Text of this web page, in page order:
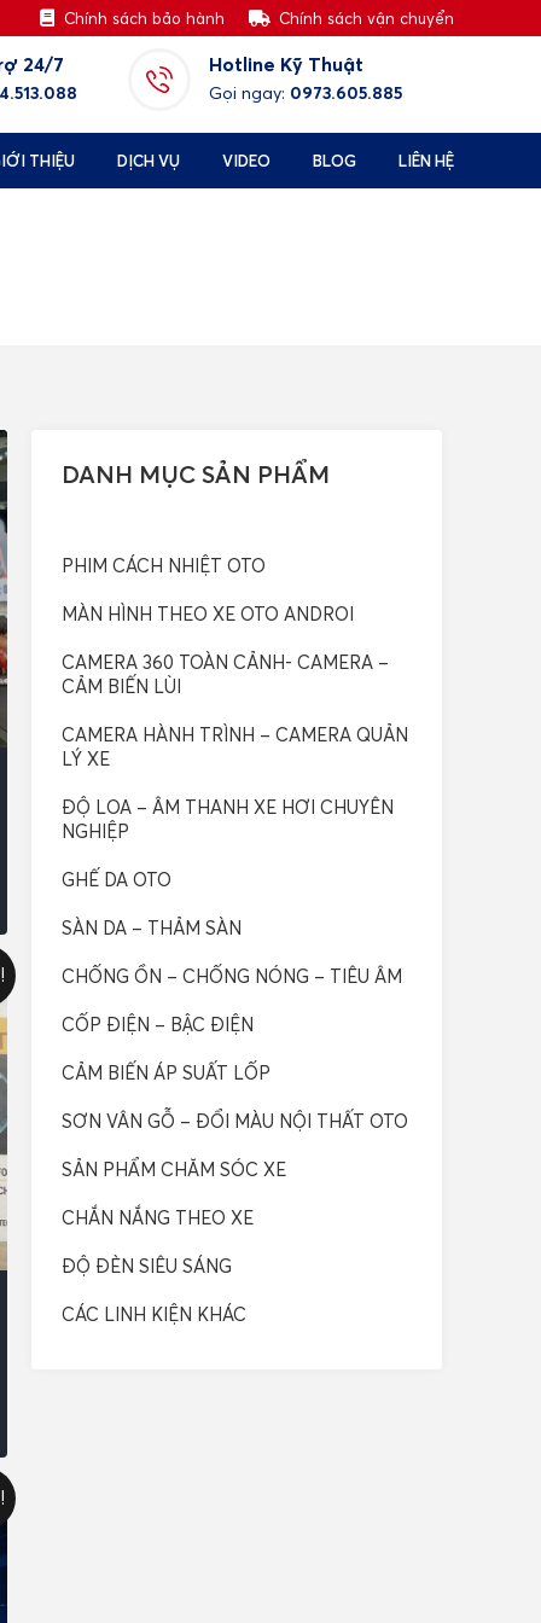
Chính sách bảo hành Chính sách vận chuyển
24/7 Hotline Kỹ Thuật
Gọi ngay: 0973.605.885
THIỆU DỊCH VỤ VIDEO BLOG LIÊN HỆ
DANH MỤC SẢN PHẨM
PHIM CÁCH NHIỆT OTO
MÀN HÌNH THEO XE OTO ANDROI
CAMERA 360 TOÀN CẢNH- CAMERA –
CẢM BIẾN LÙI
CAMERA HÀNH TRÌNH – CAMERA QUẢN
LÝ XE
ĐỘ LOA – ÂM THANH XE HƠI CHUYÊN
NGHIỆP
GHẾ DA OTO
SÀN DA – THẢM SÀN
CHỐNG ỒN – CHỐNG NÓNG – TIÊU ÂM
CỐP ĐIỆN – BẬC ĐIỆN
CẢM BIẾN ÁP SUẤT LỐP
SƠN VÂN GỖ – ĐỔI MÀU NỘI THẤT OTO
SẢN PHẨM CHĂM SÓC XE
CHẮN NẮNG THEO XE
ĐỘ ĐÈN SIÊU SÁNG
CÁC LINH KIỆN KHÁC